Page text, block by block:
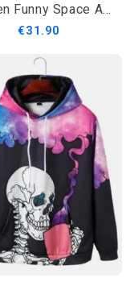
Miesten Funny Space Astronaut Graphic Cotton Drop Shoulder Hupparit
€31.90